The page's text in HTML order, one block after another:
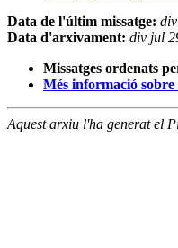
Data de l'últim missatge:
Data d'arxivament: div jul
Missatges ordenats
Més informació sobre
Aquest arxiu l'ha generat el